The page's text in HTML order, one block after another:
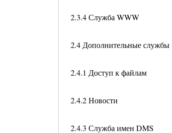
2.3.4 Служба WWW
2.4 Дополнительные службы
2.4.1 Доступ к файлам
2.4.2 Новости
2.4.3 Служба имен DMS